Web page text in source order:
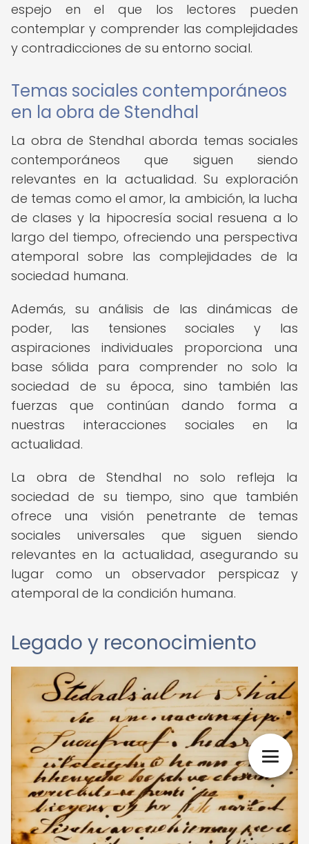
espejo en el que los lectores pueden
contemplar y comprender las complejidades
y contradicciones de su entorno social.
Temas sociales contemporáneos
en la obra de Stendhal
La obra de Stendhal aborda temas sociales
contemporáneos que siguen siendo
relevantes en la actualidad. Su exploración
de temas como el amor, la ambición, la lucha
de clases y la hipocresía social resuena a lo
largo del tiempo, ofreciendo una perspectiva
atemporal sobre las complejidades de la
sociedad humana.
Además, su análisis de las dinámicas de
poder, las tensiones sociales y las
aspiraciones individuales proporciona una
base sólida para comprender no solo la
sociedad de su época, sino también las
fuerzas que continúan dando forma a
nuestras interacciones sociales en la
actualidad.
La obra de Stendhal no solo refleja la
sociedad de su tiempo, sino que también
ofrece una visión penetrante de temas
sociales universales que siguen siendo
relevantes en la actualidad, asegurando su
lugar como un observador perspicaz y
atemporal de la condición humana.
Legado y reconocimiento